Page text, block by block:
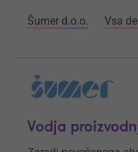
Šumer d.o.o. Vsa
Vodja